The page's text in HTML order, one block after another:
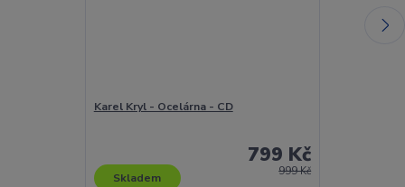
Karel Kryl - Ocelárna - CD
999 Kč
799 Kč
Skladem